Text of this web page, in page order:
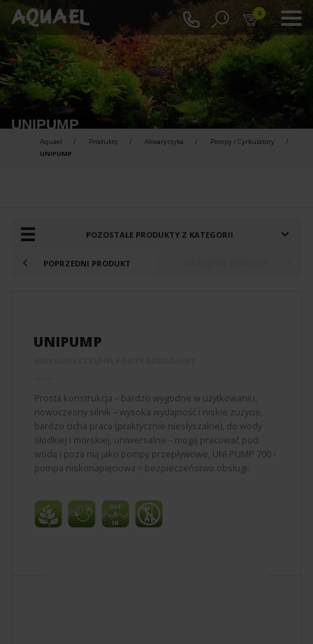
0
UNIPUMP
Aquael Produkty Akwarystyka
Pompy / Cyrkulatory
UNIPUMP
PRODUKTY DO PORÓWNANIA :
POZOSTAŁE PRODUKTY Z KATEGORII
POPRZEDNI PRODUKT
UNIPUMP
Prosta konstrukcja – bardzo wygodne w użytkowaniu,
nowoczesny silnik – wysoka wydajność i niskie zużycie,
bardzo cicha praca (praktycznie niesłyszalne), do wody
słodkiej i morskiej, uniwersalne – mogą pracować pod
wodą i poza nią jako pompy przepływowe, UNI PUMP 700 -
pompa niskonapięciowa = bezpieczeństwo obsługi.